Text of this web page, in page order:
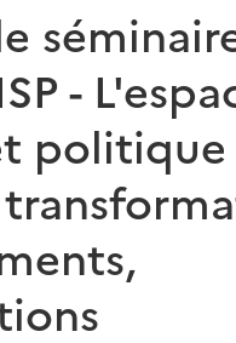
-
politique